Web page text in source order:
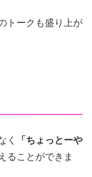
トークも盛り上が
く
「ちょっとーや
ることができま